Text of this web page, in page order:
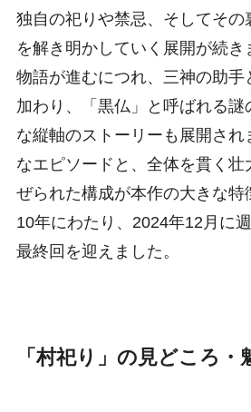
独自の祀りや禁忌、そしてその
を解き明かしていく展開が続き
物語が進むにつれ、三神の助手
加わり、「黒仏」と呼ばれる謎
な縦軸のストーリーも展開され
なエピソードと、全体を貫く壮
ぜられた構成が本作の大きな特
10年にわたり、2024年12月に
最終回を迎えました。
「村祀り」の見どころ・